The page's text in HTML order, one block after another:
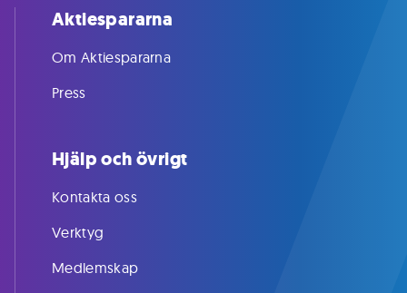
Aktiespararna
Om Aktiespararna
Press
Hjälp och övrigt
Kontakta oss
Verktyg
Medlemskap